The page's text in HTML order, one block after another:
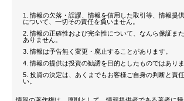
情報の欠落・誤謬、情報を信用した取引等、情報提
について、一切その責任を負いません。
情報の正確性および完全性について、なんら保証ま
ありません。
情報は予告無く変更・廃止することがあります。
情報の提供は投資の勧誘を目的としたものではありま
投資の決定は、あくまでもお客様ご自身の判断と責
い。